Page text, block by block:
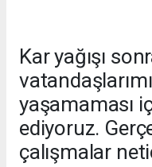
Kar yağışı
yaşamaması
ediyoruz.
çalışmalar